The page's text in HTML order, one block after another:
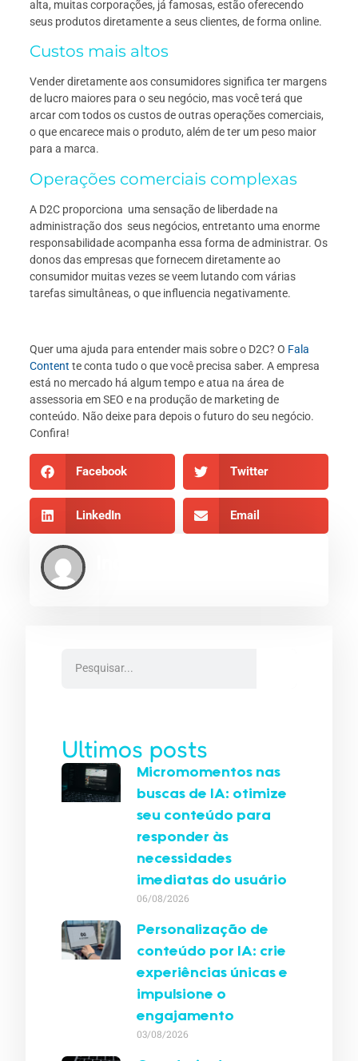
alta, muitas corporações, já famosas, estão oferecendo
seus produtos diretamente a seus clientes, de forma online.
Custos mais altos
Vender diretamente aos consumidores significa ter margens
de lucro maiores para o seu negócio, mas você terá que
arcar com todos os custos de outras operações comerciais,
o que encarece mais o produto, além de ter um peso maior
para a marca.
Operações comerciais complexas
A D2C proporciona uma sensação de liberdade na
administração dos seus negócios, entretanto uma enorme
responsabilidade acompanha essa forma de administrar. Os
donos das empresas que fornecem diretamente ao
consumidor muitas vezes se veem lutando com várias
tarefas simultâneas, o que influencia negativamente.
Quer uma ajuda para entender mais sobre o D2C? O Fala
Content te conta tudo o que você precisa saber. A empresa
está no mercado há algum tempo e atua na área de
assessoria em SEO e na produção de marketing de
conteúdo. Não deixe para depois o futuro do seu negócio.
Confira!
Facebook Twitter
LinkedIn Email
Ultimos posts
Micromomentos nas
buscas de IA: otimize
seu conteúdo para
responder às
necessidades
imediatas do usuário
06/08/2026
Personalização de
conteúdo por IA: crie
experiências únicas e
impulsione o
engajamento
03/08/2026